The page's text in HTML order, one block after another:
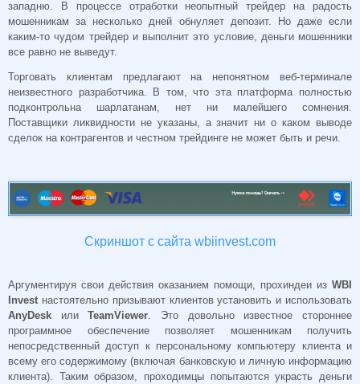
западню. В процессе отработки неопытный трейдер на радость
мошенникам за несколько дней обнуляет депозит. Но даже если
каким-то чудом трейдер и выполнит это условие, деньги мошенники
все равно не выведут.
Торговать клиентам предлагают на непонятном веб-терминале
неизвестного разработчика. В том, что эта платформа полностью
подконтрольна шарлатанам, нет ни малейшего сомнения.
Поставщики ликвидности не указаны, а значит ни о каком выводе
сделок на контрагентов и честном трейдинге не может быть и речи.
Скриншот с сайта wbiinvest.com
Аргументируя свои действия оказанием помощи, прохиндеи из WBI
Invest настоятельно призывают клиентов установить и использовать
AnyDesk илиTeamViewer . Это довольно известное стороннее
программное обеспечение позволяет мошенникам получить
непосредственный доступ к персональному компьютеру клиента и
всему его содержимому (включая банковскую и личную информацию
клиента). Таким образом, проходимцы попытаются украсть деньги